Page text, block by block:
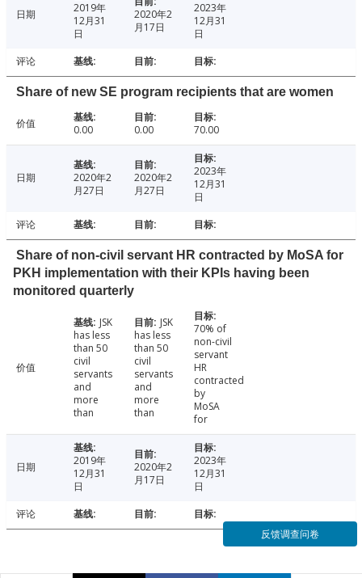
日期
2019年
12月31
日
2020年2
月17日
2023年
12月31
日
评论
Share of new SE program recipients that are women
价值 0.00 0.00 70.00
日期
2020年2
月27日
2020年2
月27日
2023年
12月31
日
评论
Share of non-civil servant HR contracted by MoSA for
PKH implementation with their KPIs having been
monitored quarterly
价值
JSK
has less
than 50
civil
servants
and
more
than
JSK
has less
than 50
civil
servants
and
more
than
70% of
non-civil
servant
HR
contracted
by
MoSA
for
日期
2019年
12月31
日
2020年2
月17日
2023年
12月31
日
评论
反馈调查问卷